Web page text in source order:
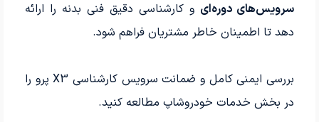
سرویس‌های دوره‌ای و کارشناسی دقیق فنی بدنه را ارائه
دهد تا اطمینان خاطر مشتریان فراهم شود.
بررسی ایمنی کامل و ضمانت سرویس کارشناسی X3 پرو را
در بخش خدمات خودروشاپ مطالعه کنید.